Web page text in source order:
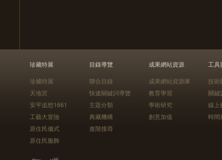
珍藏特展
珍藏特展
天地宮
安平追想1661
工藝大冒險
原住民儀式
原住民服飾
目錄導覽
聯合目錄
快速關鍵詞導覽
主題分類
典藏機構
進階搜尋
成果網站資源
成果網站資源庫
教育學習
學術研究
創意加值
工具
技術
關鍵
線上
時間